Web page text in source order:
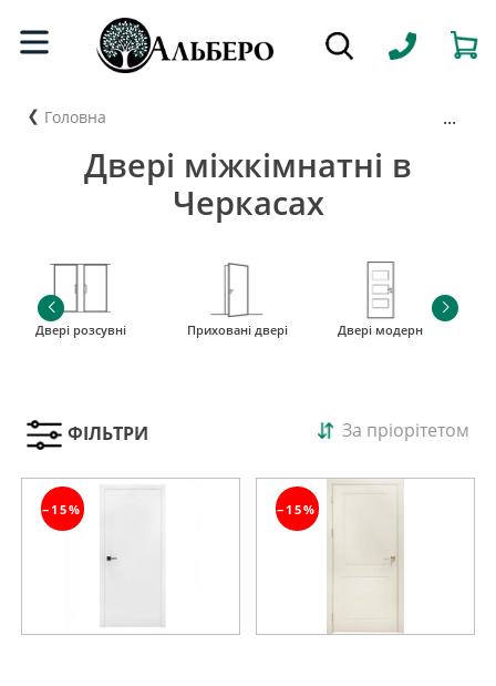
Головна ...
Двері міжкімнатні в
Черкасах
Двері розсувні Приховані двері Двері модерн
ФІЛЬТРИ За пріорітетом
−15% −15%